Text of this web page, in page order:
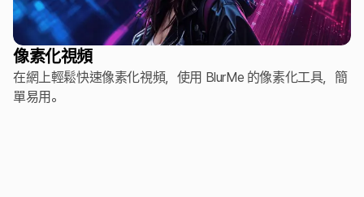
像素化視頻
在網上輕鬆快速像素化視頻，使用 BlurMe 的像素化工具，簡
單易用。